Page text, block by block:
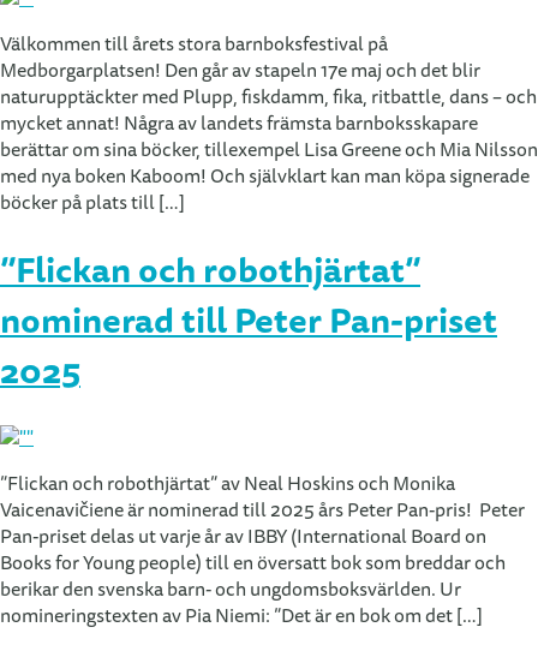
Välkommen till årets stora barnboksfestival på
Medborgarplatsen! Den går av stapeln 17e maj och det blir
naturupptäckter med Plupp, fiskdamm, fika, ritbattle, dans – och
mycket annat! Några av landets främsta barnboksskapare
berättar om sina böcker, tillexempel Lisa Greene och Mia Nilsson
med nya boken Kaboom! Och självklart kan man köpa signerade
böcker på plats till […]
”Flickan och robothjärtat”
nominerad till Peter Pan-priset
2025
”Flickan och robothjärtat” av Neal Hoskins och Monika
Vaicenavičiene är nominerad till 2025 års Peter Pan-pris! Peter
Pan-priset delas ut varje år av IBBY (International Board on
Books for Young people) till en översatt bok som breddar och
berikar den svenska barn- och ungdomsboksvärlden. Ur
nomineringstexten av Pia Niemi: ”Det är en bok om det […]